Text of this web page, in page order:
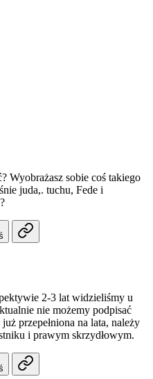
Wyobrażasz sobie coś takiego
juda,. tuchu, Fede i
2-3 lat widzieliśmy u
nie możemy podpisać
przepełniona na lata, należy
i prawym skrzydłowym.